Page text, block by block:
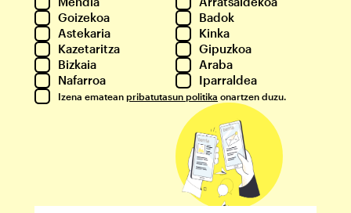
Goizekoa
Badok
Astekaria
Kinka
Kazetaritza
Gipuzkoa
Bizkaia
Araba
Nafarroa
Iparraldea
Izena ematean pribatutasun politika onartzen duzu.